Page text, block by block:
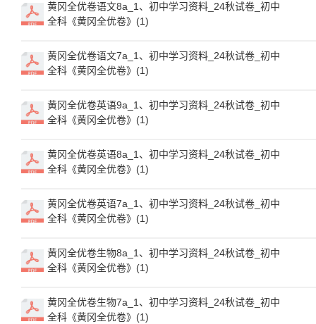
黄冈全优卷语文8a_1、初中学习资料_24秋试卷_初中
全科《黄冈全优卷》(1)
黄冈全优卷语文7a_1、初中学习资料_24秋试卷_初中
全科《黄冈全优卷》(1)
黄冈全优卷英语9a_1、初中学习资料_24秋试卷_初中
全科《黄冈全优卷》(1)
黄冈全优卷英语8a_1、初中学习资料_24秋试卷_初中
全科《黄冈全优卷》(1)
黄冈全优卷英语7a_1、初中学习资料_24秋试卷_初中
全科《黄冈全优卷》(1)
黄冈全优卷生物8a_1、初中学习资料_24秋试卷_初中
全科《黄冈全优卷》(1)
黄冈全优卷生物7a_1、初中学习资料_24秋试卷_初中
全科《黄冈全优卷》(1)